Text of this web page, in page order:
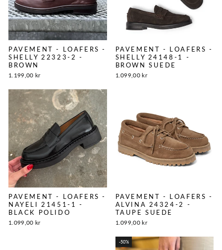
PAVEMENT - LOAFERS -
SHELLY 22323-2 -
BROWN
1.199,00 kr
PAVEMENT - LOAFERS -
SHELLY 24148-1 -
BROWN SUEDE
1.099,00 kr
PAVEMENT - LOAFERS -
NAYELI 21451-1 -
BLACK POLIDO
1.099,00 kr
PAVEMENT - LOAFERS -
ALVINA 24324-2 -
TAUPE SUEDE
1.099,00 kr
-50%